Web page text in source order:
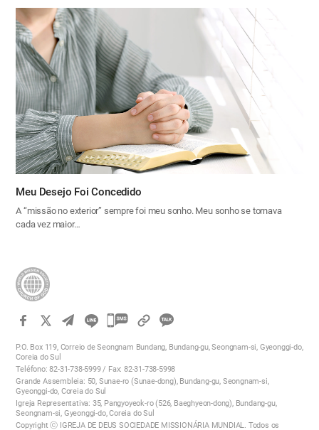
Meu Desejo Foi Concedido
A “missão no exterior” sempre foi meu sonho. Meu sonho se tornava
cada vez maior…
카
오
톡
공
유
하
P.O. Box 119, Correio de Seongnam Bundang, Bundang-gu, Seongnam-si, Gyeonggi-do,
Coreia do Sul
Teléfono: 82-31-738-5999 / Fax: 82-31-738-5998
Grande Assembleia: 50, Sunae-ro (Sunae-dong), Bundang-gu, Seongnam-si,
Gyeonggi-do, Coreia do Sul
Igreja Representativa: 35, Pangyoyeok-ro (526, Baeghyeon-dong), Bundang-gu,
Seongnam-si, Gyeonggi-do, Coreia do Sul
Copyright ⓒ IGREJA DE DEUS SOCIEDADE MISSIONÁRIA MUNDIAL. Todos os